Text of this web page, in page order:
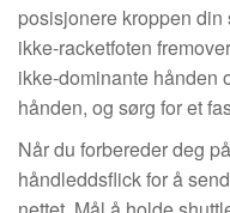
posisjonere kroppen
ikke-racketfoten
ikke-dominante hånden
hånden, og sørg for et
Når du forbereder deg
håndleddsflick for å